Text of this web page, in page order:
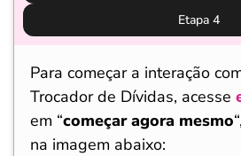
Etapa 4
Para começar a interação
Trocador de Dívidas, acesse
em “começar agora mesmo
na imagem abaixo: